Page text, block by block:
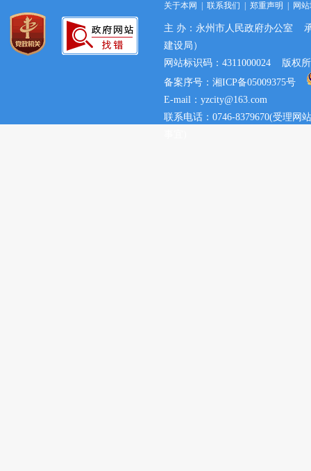
关于本网 联系我们 郑重声明 网
主 办：永州市人民政府办公室
建设局）
网站标识码：4311000024 版权
备案序号：湘ICP备05009375号
E-mail：yzcity@163.com
联系电话：0746-8379670(受理网